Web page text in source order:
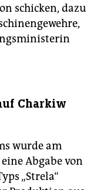
schicken, dazu
Charkiw
wurde am
Abgabe von
„Strela“